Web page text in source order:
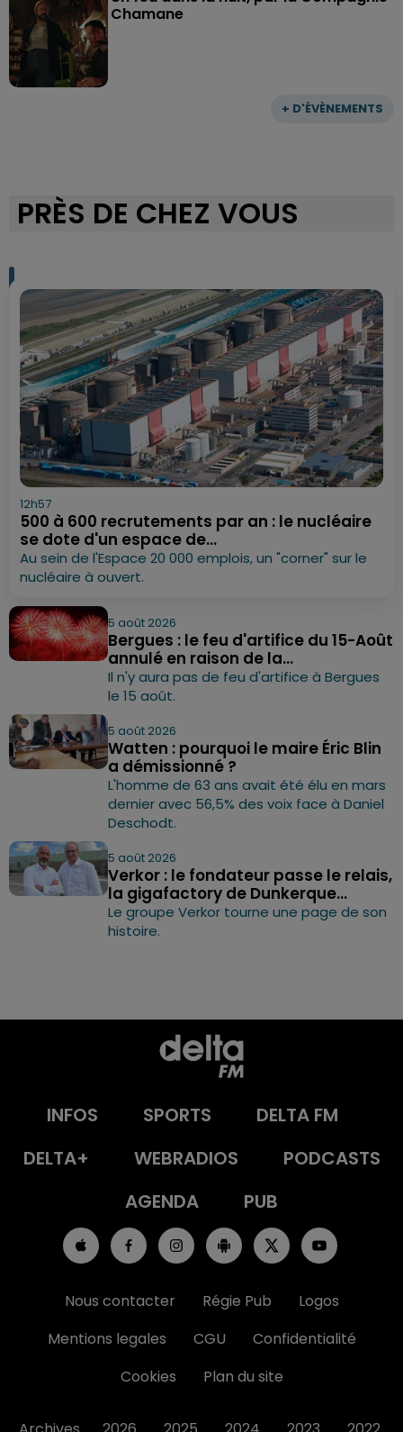
+ D'ÉVÈNEMENTS
Chamane
PRÈS DE CHEZ VOUS
12h57
500 à 600 recrutements par an : le nucléaire
se dote d'un espace de...
Au sein de l'Espace 20 000 emplois, un "corner" sur le
nucléaire à ouvert.
5 août 2026
Bergues : le feu d'artifice du 15-Août
annulé en raison de la...
Il n'y aura pas de feu d'artifice à Bergues
le 15 août.
5 août 2026
Watten : pourquoi le maire Éric Blin
a démissionné ?
L'homme de 63 ans avait été élu en mars
dernier avec 56,5% des voix face à Daniel
Deschodt.
5 août 2026
Verkor : le fondateur passe le relais,
la gigafactory de Dunkerque...
Le groupe Verkor tourne une page de son
histoire.
INFOS SPORTS
DELTA FM
DELTA+
WEBRADIOS
PODCASTS
AGENDA
PUB
Nous contacter Régie Pub
Logos
Mentions legales
CGU
Confidentialité
Cookies
Plan du site